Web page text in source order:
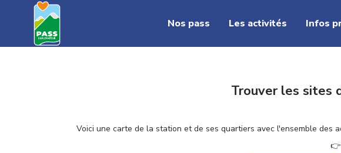
Nos pass Les activités Infos
Trouver les sites
Voici une carte de la station et de ses quartiers avec l'ensemble des
👉
INFOS PRATIQUES